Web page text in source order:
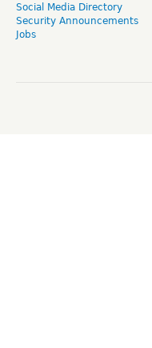
Social Media Directory
Security Announcements
Jobs